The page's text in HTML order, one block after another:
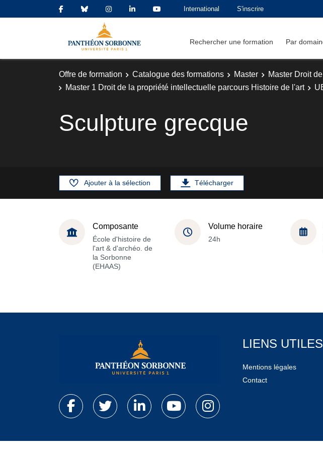
International S'inscrire
Rechercher une formation Par
Offre de formation Catalogue des formations Master
Master Droit
Master 1 Droit de la propriété intellectuelle parcours Histoire de l'art
Sculpture grecque
Ajouter à la sélection Télécharger
Composante
École d'histoire de
l'art & d'archéo. de
la Sorbonne
(EHAAS)
Volume horaire
24h
LIENS UTILES
Mentions légales
Contact